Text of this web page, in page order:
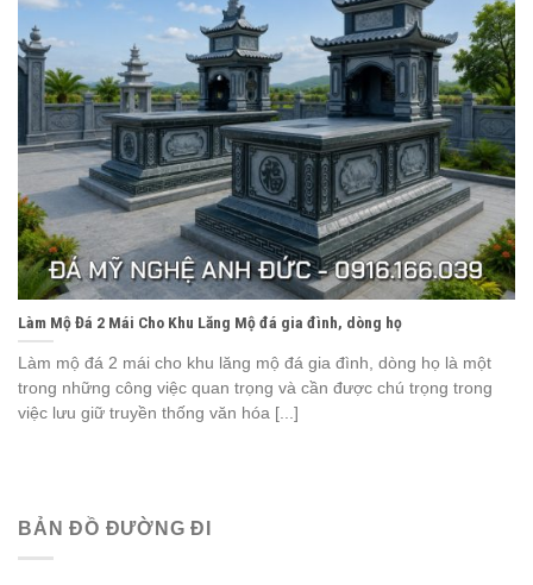
Làm Mộ Đá 2 Mái Cho Khu Lăng Mộ đá gia đình, dòng họ
Làm mộ đá 2 mái cho khu lăng mộ đá gia đình, dòng họ là một
trong những công việc quan trọng và cần được chú trọng trong
việc lưu giữ truyền thống văn hóa [...]
BẢN ĐỒ ĐƯỜNG ĐI